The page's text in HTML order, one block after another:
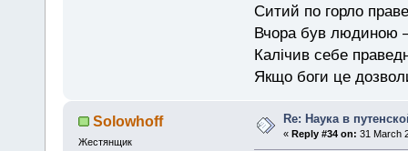
Ситий по горло
Вчора був людиною —
Калічив себе
Якщо боги це
Solowhoff
Жестянщик
Re: Наука в
«Reply #34 on: 31 March